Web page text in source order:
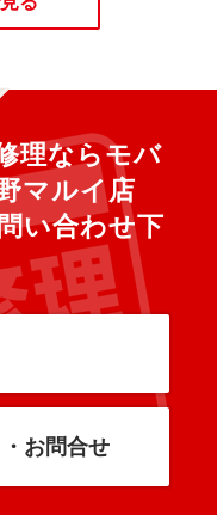
理ならモバ
マルイ店
い合わせ下
お問合せ